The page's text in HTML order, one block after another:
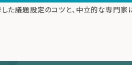
た議題設定のコツと、中立的な専門家